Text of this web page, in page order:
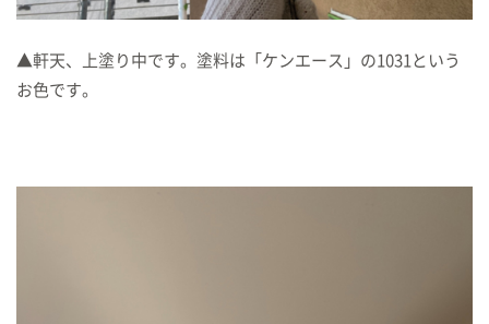
▲軒天、上塗り中です。塗料は「ケンエース」の1031という
お色です。